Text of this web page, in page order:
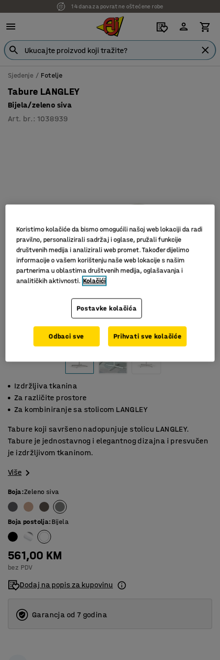
7 godina garancije
Sjedenje Fotelje
Tabure LANGLEY
Bijela/zeleno siva
Art. br. :1038939
Izdržljiva tkanina
Za različite prostore
Za kombiniranje sa stolicom LANGLEY
Tabure koji savršeno nadopunjuje stolicu LANGLEY.
Tabure je jednostavnog i elegantnog dizajna i presvučen
je izdržljivom tkaninom.
Više
Boja:Zeleno siva
Boja postolja:Bijela
561,00 KM
bez PDV
Dodaj na popis za kupovinu
Garancja od 7 godina
Koristimo kolačiće da bismo omogućili našoj web lokaciji da radi
pravilno, personalizirali sadržaj i oglase, pružali funkcije
društvenih medija i analizirali web promet. Također dijelimo
informacije o vašem korištenju naše web lokacije s našim
partnerima u oblastima društvenih medija, oglašavanja i
analitičkih aktivnosti. Kolačići
Postavke kolačića
Odbaci sve Prihvati sve kolačiće